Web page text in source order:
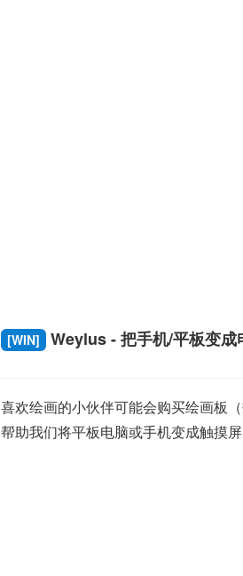
[WIN] Weylus - 把手机/平板变成
喜欢绘画的小伙伴可能会购买绘画板
帮助我们将平板电脑或手机变成触摸